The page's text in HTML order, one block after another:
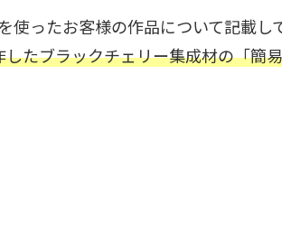
ったお客様の作品について記載し
たブラックチェリー集成材の「簡